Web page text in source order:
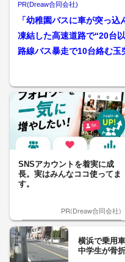
PR(Dreaw合同会社)
「幼稚園バスに車が突っ
衝突か 園児9人含む12...
凍結した高速道路で“20台
花が燃料に引火し炎...
路線バス暴走で10台絡む
SNSアカウントを着実に成
長。実はみんなココ使ってま
す。
PR(Dreaw合同会社)
横浜で乗用
中学生が骨